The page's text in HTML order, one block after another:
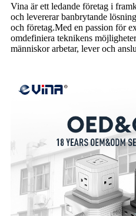
Vina är ett ledande företag i
och levererar banbrytande
och företag.Med en passion för
omdefiniera teknikens
människor arbetar, lever och